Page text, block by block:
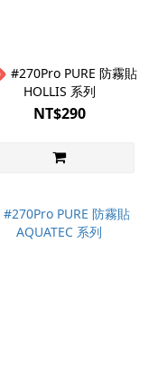
HOLLIS 系列
NT$290